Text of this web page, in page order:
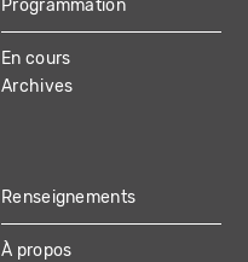
Programmation
En cours
Archives
Renseignements
À propos